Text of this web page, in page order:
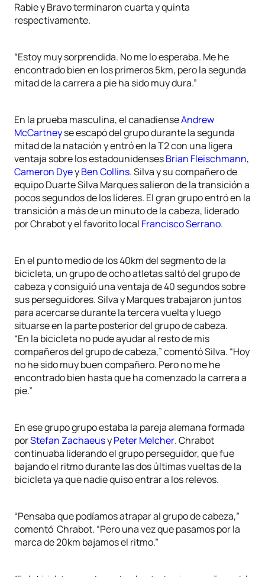
Rabie y Bravo terminaron cuarta y quinta
respectivamente.
“Estoy muy sorprendida. No me lo esperaba. Me he
encontrado bien en los primeros 5km, pero la segunda
mitad de la carrera a pie ha sido muy dura.”
En la prueba masculina, el canadienseAndrew
McCartneyse escapó del grupo durante la segunda
mitad de la natación y entró en la T2 con una ligera
ventaja sobre los estadounidensesBrian Fleischmann,
Cameron DyeyBen Collins. Silva y su compañero de
equipo Duarte Silva Marques salieron de la transición a
pocos segundos de los líderes. El gran grupo entró en la
transición a más de un minuto de la cabeza, liderado
por Chrabot y el favorito local Francisco Serrano.
En el punto medio de los 40km del segmento de la
bicicleta, un grupo de ocho atletas saltó del grupo de
cabeza y consiguió una ventaja de 40 segundos sobre
sus perseguidores. Silva y Marques trabajaron juntos
para acercarse durante la tercera vuelta y luego
situarse en la parte posterior del grupo de cabeza.
“En la bicicleta no pude ayudar al resto de mis
compañeros del grupo de cabeza,” comentó Silva. “Hoy
no he sido muy buen compañero. Pero no me he
encontrado bien hasta que ha comenzado la carrera a
pie.”
En ese grupo grupo estaba la pareja alemana formada
porStefan ZachaeusyPeter Melcher. Chrabot
continuaba liderando el grupo perseguidor, que fue
bajando el ritmo durante las dos últimas vueltas de la
bicicleta ya que nadie quiso entrar a los relevos.
“Pensaba que podíamos atrapar al grupo de cabeza,”
comentó Chrabot. “Pero una vez que pasamos por la
marca de 20km bajamos el ritmo.”